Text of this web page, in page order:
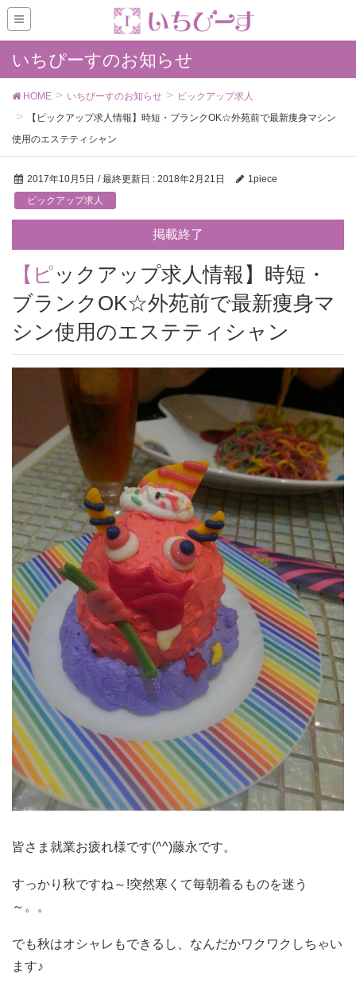
いちぴーすのお知らせ
HOME いちぴーすのお知らせ
ピックアップ求人
【ピックアップ求人情報】時短・ブランクOK☆外苑前で最新痩身マシン
使用のエステティシャン
2017年10月5日 / 最終更新日 : 2018年2月21日
1piece
ピックアップ求人
掲載終了
【ピックアップ求人情報】時短・
ブランクOK☆外苑前で最新痩身マ
シン使用のエステティシャン
皆さま就業お疲れ様です(^^)藤永です。
すっかり秋ですね～!突然寒くて毎朝着るものを迷う
～。。
でも秋はオシャレもできるし、なんだかワクワクしちゃい
ます♪